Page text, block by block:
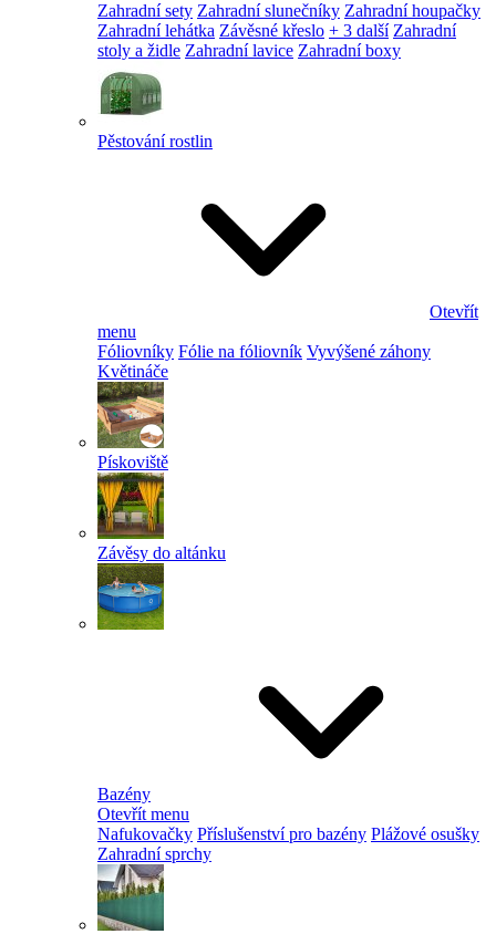
Zahradní sety Zahradní slunečníky Zahradní houpačky
Zahradní lehátka Závěsné křeslo + 3 další Zahradní
stoly a židle Zahradní lavice Zahradní boxy
Pěstování rostlin
Otevřít
menu
Fóliovníky Fólie na fóliovník Vyvýšené záhony
Květináče
Pískoviště
Závěsy do altánku
Bazény
Otevřít menu
Nafukovačky Příslušenství pro bazény Plážové osušky
Zahradní sprchy